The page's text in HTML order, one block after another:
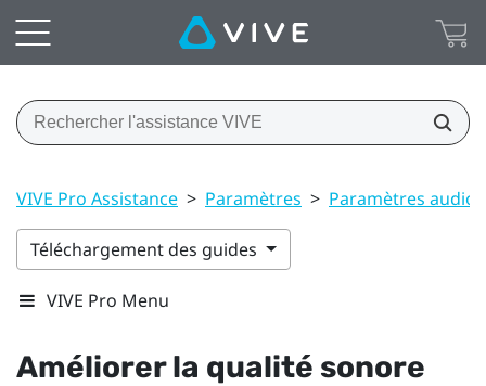
VIVE Pro Assistance > Paramètres > Paramètres audio
Téléchargement des guides
VIVE Pro Menu
Améliorer la qualité sonore